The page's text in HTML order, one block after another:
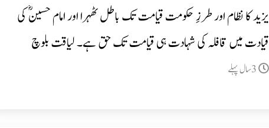
یزید کا نظام اور طرزِ حکومت قیامت تک باطل ٹھہرا اور امام حسینؓ کی
قیادت میں قافلہ کی شہادت ہی قیامت تک حق ہے۔ لیاقت بلوچ